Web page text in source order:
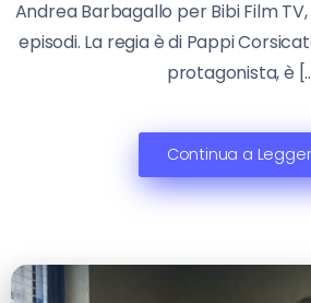
Andrea Barbagallo per Bibi Film
episodi. La regia è di Pappi
protagonista, è
Continua a